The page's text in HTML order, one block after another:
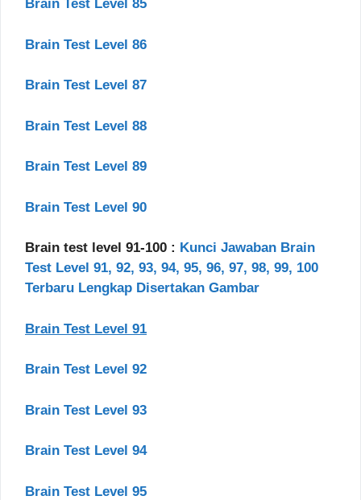
Brain Test Level 85
Brain Test Level 86
Brain Test Level 87
Brain Test Level 88
Brain Test Level 89
Brain Test Level 90
Brain test level 91-100 : Kunci Jawaban Brain
Test Level 91, 92, 93, 94, 95, 96, 97, 98, 99, 100
Terbaru Lengkap Disertakan Gambar
Brain Test Level 91
Brain Test Level 92
Brain Test Level 93
Brain Test Level 94
Brain Test Level 95